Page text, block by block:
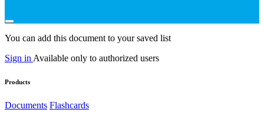
You can add this document to your saved list
Sign in Available only to authorized users
Products
Documents Flashcards